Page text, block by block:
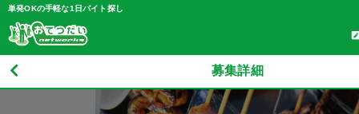
単発OKの手軽な1日バイト探し
募集詳細